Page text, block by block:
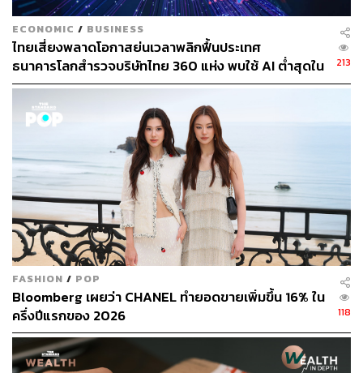
414
ABOUT THE AUTHOR
วิโรจน์ เลิศจิตต์ธรรม
Senior Content Creator กองข่าวต่างประเทศ
THE STANDARD
ECONOMIC / BUSINESS
ไทยเสี่ยงพลาดโอกาสย่นเวลาพลิกฟื้นประเทศ
ธนาคารโลกสำรวจบริษัทไทย 360 แห่ง พบใช้ AI ต่ำสุดใน
กลุ่ม ตามหลังเคนยาและไนจีเรียเกือบ 4 เท่า
213
FASHION / POP
Bloomberg เผยว่า CHANEL ทำยอดขายเพิ่มขึ้น 16% ใน
ครึ่งปีแรกของ 2026
118